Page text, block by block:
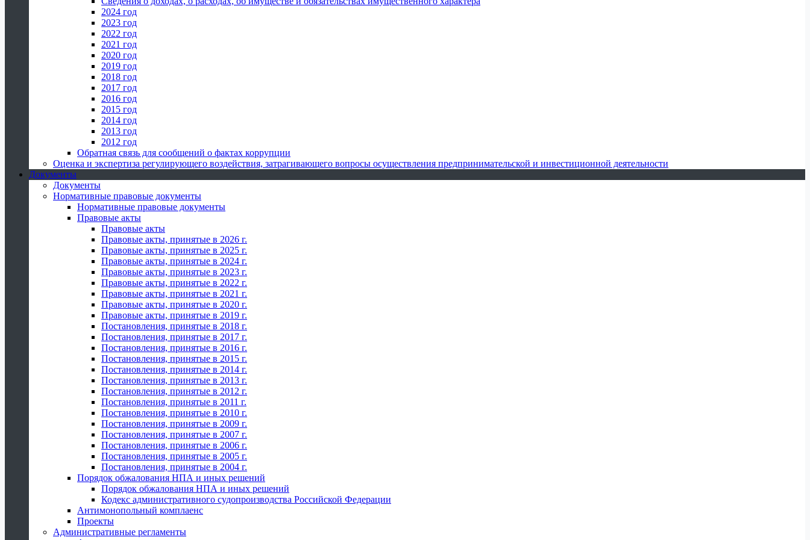
2024 год
2023 год
2022 год
2021 год
2020 год
2019 год
2018 год
2017 год
2016 год
2015 год
2014 год
2013 год
2012 год
Обратная связь для сообщений о фактах коррупции
Оценка и экспертиза регулирующего воздействия, затрагивающего вопросы осуществления предпринимательской и инвестиционной деятельности
Документы
Документы
Нормативные правовые документы
Нормативные правовые документы
Правовые акты
Правовые акты
Правовые акты, принятые в 2026 г.
Правовые акты, принятые в 2025 г.
Правовые акты, принятые в 2024 г.
Правовые акты, принятые в 2023 г.
Правовые акты, принятые в 2022 г.
Правовые акты, принятые в 2021 г.
Правовые акты, принятые в 2020 г.
Правовые акты, принятые в 2019 г.
Постановления, принятые в 2018 г.
Постановления, принятые в 2017 г.
Постановления, принятые в 2016 г.
Постановления, принятые в 2015 г.
Постановления, принятые в 2014 г.
Постановления, принятые в 2013 г.
Постановления, принятые в 2012 г.
Постановления, принятые в 2011 г.
Постановления, принятые в 2010 г.
Постановления, принятые в 2009 г.
Постановления, принятые в 2007 г.
Постановления, принятые в 2006 г.
Постановления, принятые в 2005 г.
Постановления, принятые в 2004 г.
Порядок обжалования НПА и иных решений
Порядок обжалования НПА и иных решений
Кодекс административного судопроизводства Российской Федерации
Антимонопольный комплаенс
Проекты
Административные регламенты